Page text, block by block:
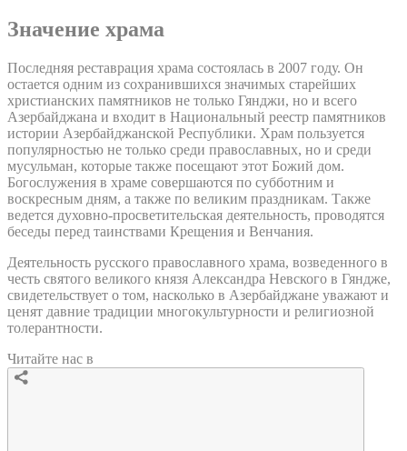
Значение храма
Последняя реставрация храма состоялась в 2007 году. Он
остается одним из сохранившихся значимых старейших
христианских памятников не только Гянджи, но и всего
Азербайджана и входит в Национальный реестр памятников
истории Азербайджанской Республики. Храм пользуется
популярностью не только среди православных, но и среди
мусульман, которые также посещают этот Божий дом.
Богослужения в храме совершаются по субботним и
воскресным дням, а также по великим праздникам. Также
ведется духовно-просветительская деятельность, проводятся
беседы перед таинствами Крещения и Венчания.
Деятельность русского православного храма, возведенного в
честь святого великого князя Александра Невского в Гяндже,
свидетельствует о том, насколько в Азербайджане уважают и
ценят давние традиции многокультурности и религиозной
толерантности.
Читайте нас в